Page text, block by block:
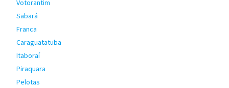
Votorantim
Sabará
Franca
Caraguatatuba
Itaboraí
Piraquara
Pelotas